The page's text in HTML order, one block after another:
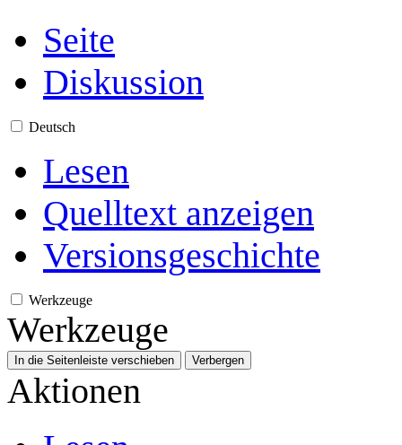
Seite
Diskussion
Deutsch
Lesen
Quelltext anzeigen
Versionsgeschichte
Werkzeuge
Werkzeuge
In die Seitenleiste verschieben Verbergen
Aktionen